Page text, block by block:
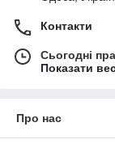
Контакти
Сьогодні
Показати
Про нас